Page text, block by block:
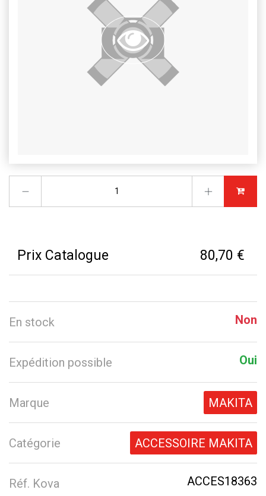
Prix Catalogue 80,70 €
En stock Non
Expédition possible Oui
Marque MAKITA
Catégorie ACCESSOIRE MAKITA
Réf. Kova ACCES18363